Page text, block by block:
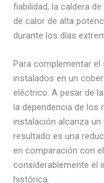
fiabilidad, la caldera
de calor de alta
durante los días
Para complementar
instalados en un
eléctrico. A pesar de
la dependencia de los
instalación alcanza un
resultado es una
en comparación con
considerablemente el
histórica.